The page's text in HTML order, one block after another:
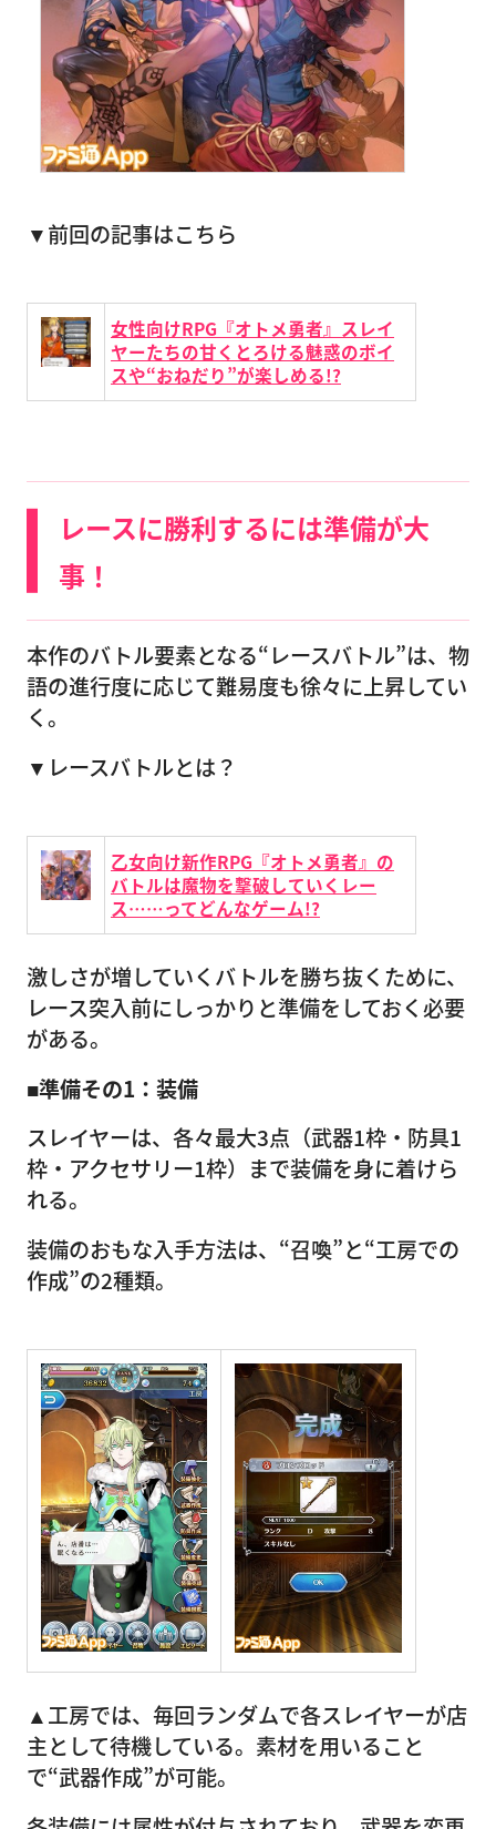
▼前回の記事はこちら
女性向けRPG『オトメ勇者』スレイ
ヤーたちの甘くとろける魅惑のボイ
スや“おねだり”が楽しめる!?
レースに勝利するには準備が大
事！
本作のバトル要素となる“レースバトル”は、物
語の進行度に応じて難易度も徐々に上昇してい
く。
▼レースバトルとは？
乙女向け新作RPG『オトメ勇者』の
バトルは魔物を撃破していくレー
ス……ってどんなゲーム!?
激しさが増していくバトルを勝ち抜くために、
レース突入前にしっかりと準備をしておく必要
がある。
■準備その1：装備
スレイヤーは、各々最大3点（武器1枠・防具1
枠・アクセサリー1枠）まで装備を身に着けら
れる。
装備のおもな入手方法は、“召喚”と“工房での
作成”の2種類。
▲工房では、毎回ランダムで各スレイヤーが店
主として待機している。素材を用いること
で“武器作成”が可能。